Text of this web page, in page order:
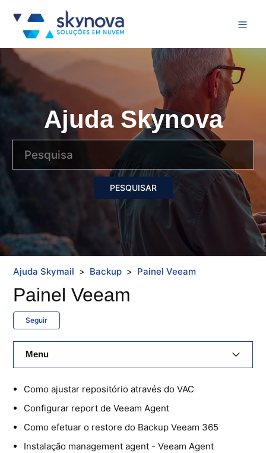
Ajuda Skynova
Ajuda Skymail Backup Painel Veeam
Painel Veeam
Seguir
Menu
Cloud Skymail
Como ajustar repositório através do VAC
Configurar report de Veeam Agent
Como efetuar o restore do Backup Veeam 365
Instalação management agent - Veeam Agent